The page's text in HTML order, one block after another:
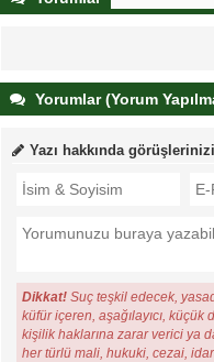
Yorumlar (Yorum
Yazı hakkında
Dikkat! Suç teşkil edecek,
küfür içeren, aşağılayıcı, küçük
kişilik haklarına zarar verici ya
her türlü mali, hukuki, cezai,